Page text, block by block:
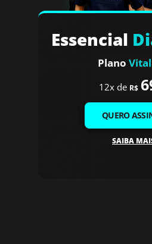
Essencial
Plano
12x de R$
QUERO
SAIBA